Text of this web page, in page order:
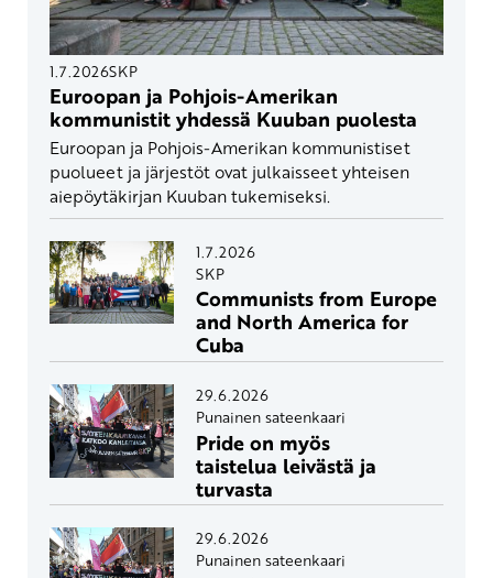
1.7.2026SKP
Euroopan ja Pohjois-Amerikan
kommunistit yhdessä Kuuban puolesta
Euroopan ja Pohjois-Amerikan kommunistiset
puolueet ja järjestöt ovat julkaisseet yhteisen
aiepöytäkirjan Kuuban tukemiseksi.
1.7.2026
SKP
Communists from Europe
and North America for
Cuba
29.6.2026
Punainen sateenkaari
Pride on myös
taistelua leivästä ja
turvasta
29.6.2026
Punainen sateenkaari